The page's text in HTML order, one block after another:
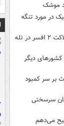
موشک
در مورد تنگه
اعتراف ارتش اسرائیل به هلاکت ۲ افسر در تله
کشورهای دیگر
بر سر کمبود
سرسختی
می‌دهم